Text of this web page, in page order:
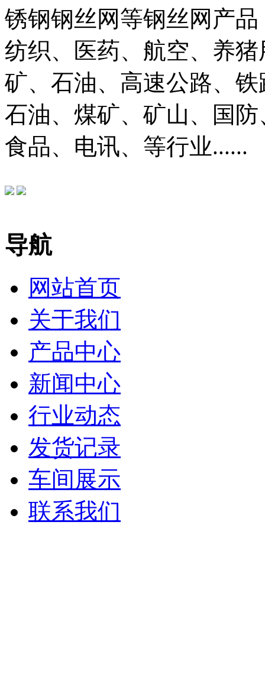
锈钢钢丝网等钢丝网产
纺织、医药、航空、养
矿、石油、高速公路、
石油、煤矿、矿山、国
食品、电讯、等行业......
导航
网站首页
关于我们
产品中心
新闻中心
行业动态
发货记录
车间展示
联系我们